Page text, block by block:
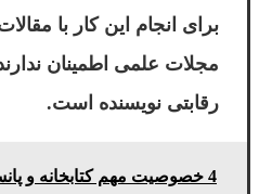
برای انجام این کار با
مجلات علمی اطمینان
رقابتی نویسنده است.
4 خصوصیت مهم کتابخانه و